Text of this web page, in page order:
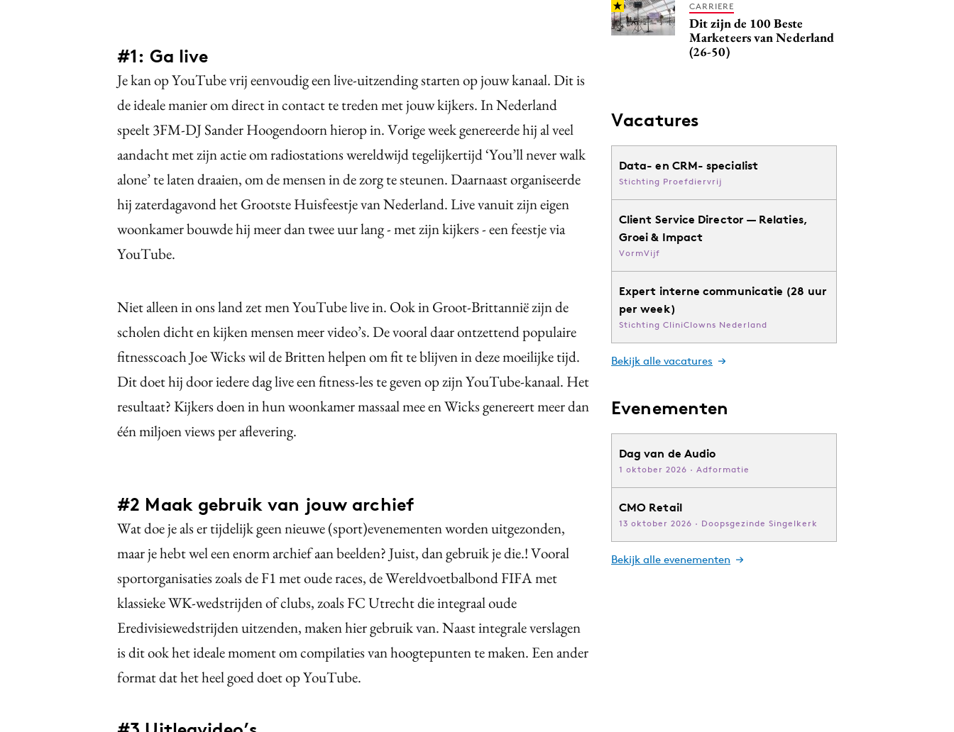
#1: Ga live
Je kan op YouTube vrij eenvoudig een live-uitzending starten op jouw kanaal. Dit is
de ideale manier om direct in contact te treden met jouw kijkers. In Nederland
speelt 3FM-DJ Sander Hoogendoorn hierop in. Vorige week genereerde hij al veel
aandacht met zijn actie om radiostations wereldwijd tegelijkertijd ‘You’ll never walk
alone’ te laten draaien, om de mensen in de zorg te steunen. Daarnaast organiseerde
hij zaterdagavond het Grootste Huisfeestje van Nederland. Live vanuit zijn eigen
woonkamer bouwde hij meer dan twee uur lang - met zijn kijkers - een feestje via
YouTube.
Niet alleen in ons land zet men YouTube live in. Ook in Groot-Brittannië zijn de
scholen dicht en kijken mensen meer video’s. De vooral daar ontzettend populaire
fitnesscoach Joe Wicks wil de Britten helpen om fit te blijven in deze moeilijke tijd.
Dit doet hij door iedere dag live een fitness-les te geven op zijn YouTube-kanaal. Het
resultaat? Kijkers doen in hun woonkamer massaal mee en Wicks genereert meer dan
één miljoen views per aflevering.
#2 Maak gebruik van jouw archief
Wat doe je als er tijdelijk geen nieuwe (sport)evenementen worden uitgezonden,
maar je hebt wel een enorm archief aan beelden? Juist, dan gebruik je die.! Vooral
sportorganisaties zoals de F1 met oude races, de Wereldvoetbalbond FIFA met
klassieke WK-wedstrijden of clubs, zoals FC Utrecht die integraal oude
Eredivisiewedstrijden uitzenden, maken hier gebruik van. Naast integrale verslagen
is dit ook het ideale moment om compilaties van hoogtepunten te maken. Een ander
format dat het heel goed doet op YouTube.
CARRIERE
Dit zijn de 100 Beste
Marketeers van Nederland
(26-50)
Vacatures
Data- en CRM- specialist
Stichting Proefdiervrij
Client Service Director — Relaties,
Groei & Impact
VormVijf
Expert interne communicatie (28 uur
per week)
Stichting CliniClowns Nederland
Bekijk alle vacatures
Evenementen
Dag van de Audio
1 oktober 2026 · Adformatie
CMO Retail
13 oktober 2026 · Doopsgezinde Singelkerk
Bekijk alle evenementen